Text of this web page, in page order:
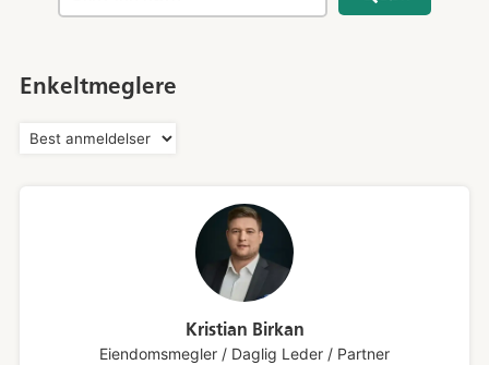
Enkeltmeglere
Kristian Birkan
Eiendomsmegler / Daglig Leder / Partner